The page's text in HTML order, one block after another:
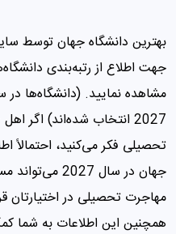
جهت اطلاع از رتبه‌بندی
2027 انتخاب شده‌اند) اگر
تحصیلی فکر می‌کنید، احتمالاً
جهان در سال
مهاجرت تحصیلی در اختیارتان
همچنین این اطلاعات به شما